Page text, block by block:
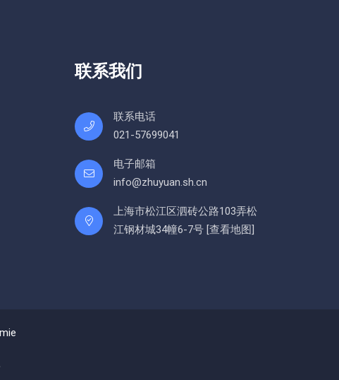
联系我们
联系电话
021-57699041
电子邮箱
info@zhuyuan.sh.cn
上海市松江区泗砖公路103弄松
江钢材城34幢6-7号 [查看地图]